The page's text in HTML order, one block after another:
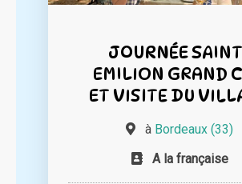
JOURNÉE
EMILION GRAND
ET VISITE DU
à Bordeaux (33)
A la française